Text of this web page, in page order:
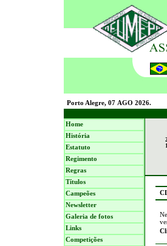
Porto Alegre, 07 AGO 2026.
Home
História
Estatuto
Regimento
Regras
Títulos
Campeões
Newsletter
Galeria de fotos
Links
Competições